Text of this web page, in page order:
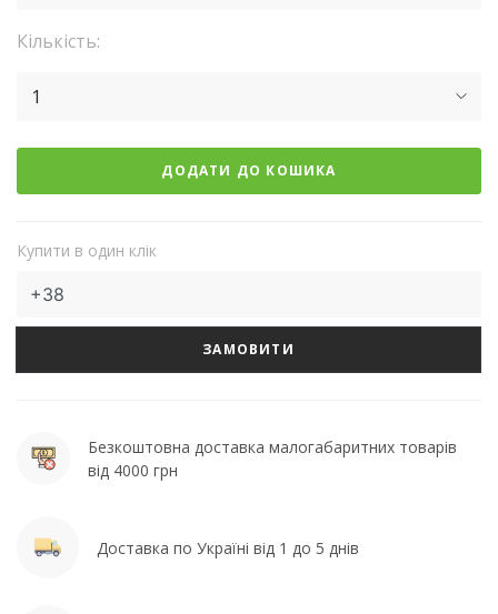
Кількість:
1
ДОДАТИ ДО КОШИКА
Купити в один клік
ЗАМОВИТИ
Безкоштовна доставка малогабаритних товарів
від 4000 грн
Доставка по Україні від 1 до 5 днів